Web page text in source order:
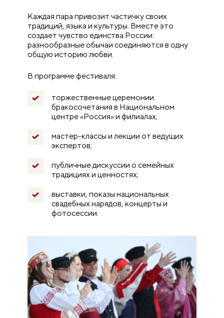
Каждая пара привозит частичку своих
традиций, языка и культуры. Вместе это
создает чувство единства России:
разнообразные обычаи соединяются в одну
общую историю любви.
В программе фестиваля:
торжественные церемонии
бракосочетания в Национальном
центре «Россия» и филиалах;
мастер-классы и лекции от ведущих
экспертов;
публичные дискуссии о семейных
традициях и ценностях;
выставки, показы национальных
свадебных нарядов, концерты и
фотосессии.